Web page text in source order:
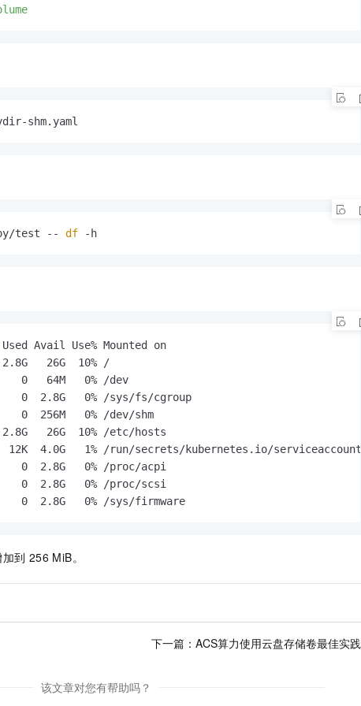
shm.yaml
test -- df -h
Avail Use% Mounted on
26G  10% /
0   64M   0% /dev
2.8G   0% /sys/fs/cgroup
256M   0% /dev/shm
26G  10% /etc/hosts
4.0G   1% /run/secrets/kubernetes.io/serviceaccount
0  2.8G   0% /proc/acpi
0  2.8G   0% /proc/scsi
2.8G   0% /sys/firmware
到 256 MiB。
下一篇： ACS算力使用云盘存储卷最佳实践
该文章对您有帮助吗？